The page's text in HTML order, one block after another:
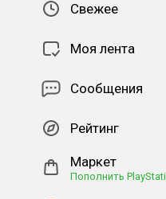
Свежее
Моя лента
Сообщения
Рейтинг
Маркет
Пополнить